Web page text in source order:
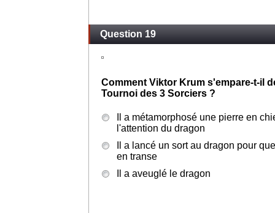
Question 19
Comment Viktor Krum s'empare-t-il
Tournoi des 3 Sorciers ?
Il a métamorphosé une pierre en
l'attention du dragon
Il a lancé un sort au dragon pour
en transe
Il a aveuglé le dragon